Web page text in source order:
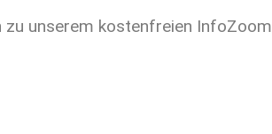
zu unserem kostenfreien InfoZoom